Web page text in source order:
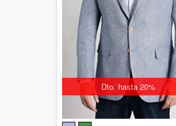
Dto. hasta 20%